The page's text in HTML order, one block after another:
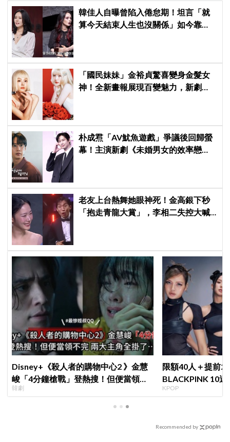
韓佳人自曝曾陷入倦怠期！坦言「就
算今天結束人生也沒關係」如今靠
「國民妹妹」金裕貞驚喜變身金髮女
神！全新畫報展現百變魅力，新劇
朴成焄「AV魷魚遊戲」爭議後回歸螢
幕！主演新劇《未婚男女的效率戀
老友上台熱舞她眼神死！金高銀下秒
「抱走青龍大賞」，李相二失控大喊
Disney+《殺人者的購物中心2 》金慧
峻「4分鐘槍戰」登熱搜！但便當領不
完兩大主角全掛了⋯
韓劇
限額40人＋提前2
BLACKPINK 10
衍」，YG急證實
KPOP
Recommended by